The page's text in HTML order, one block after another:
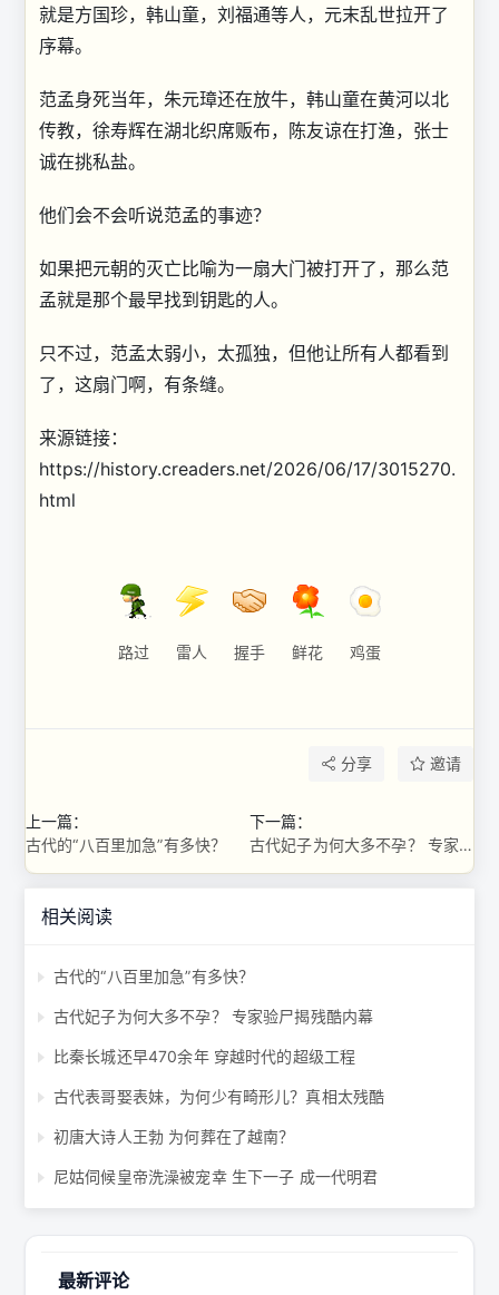
就是方国珍，韩山童，刘福通等人，元末乱世拉开了
序幕。
范孟身死当年，朱元璋还在放牛，韩山童在黄河以北
传教，徐寿辉在湖北织席贩布，陈友谅在打渔，张士
诚在挑私盐。
他们会不会听说范孟的事迹？
如果把元朝的灭亡比喻为一扇大门被打开了，那么范
孟就是那个最早找到钥匙的人。
只不过，范孟太弱小，太孤独，但他让所有人都看到
了，这扇门啊，有条缝。
来源链接：
https://history.creaders.net/2026/06/17/3015270.
html
路过 雷人 握手 鲜花 鸡蛋
分享 邀请
上一篇：
古代的“八百里加急”有多快？
下一篇：
古代妃子为何大多不孕？ 专家验尸揭残酷内幕
相关阅读
古代的“八百里加急”有多快？
古代妃子为何大多不孕？ 专家验尸揭残酷内幕
比秦长城还早470余年 穿越时代的超级工程
古代表哥娶表妹，为何少有畸形儿？真相太残酷
初唐大诗人王勃 为何葬在了越南？
尼姑伺候皇帝洗澡被宠幸 生下一子 成一代明君
最新评论